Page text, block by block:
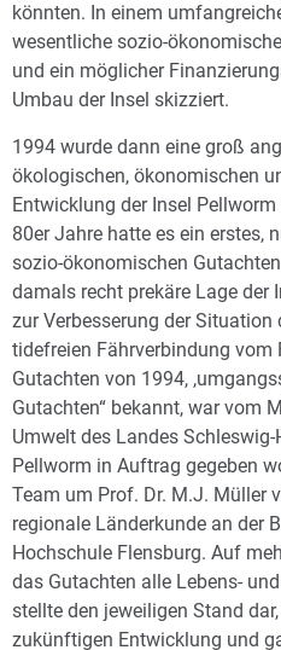
könnten. In einem
wesentliche sozio-
und ein möglicher
Umbau der Insel skizziert.
1994 wurde dann eine groß
ökologischen, ökonomischen
Entwicklung der Insel
80er Jahre hatte es ein erstes,
sozio-ökonomischen
damals recht prekäre Lage der
zur Verbesserung der Situation
tidefreien Fährverbindung
Gutachten von 1994,
Gutachten“ bekannt, war vom
Umwelt des Landes
Pellworm in Auftrag gegeben
Team um Prof. Dr. M.J. Müller
regionale Länderkunde an der
Hochschule Flensburg. Auf
das Gutachten alle Lebens-
stellte den jeweiligen Stand
zukünftigen Entwicklung und